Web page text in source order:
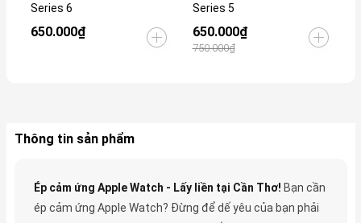
Series 6
650.000₫
Series 5
650.000₫
750.000₫
Thông tin sản phẩm
Ép cảm ứng Apple Watch - Lấy liền tại Cần Thơ! Bạn cần
ép cảm ứng Apple Watch? Đừng để dế yêu của bạn phải